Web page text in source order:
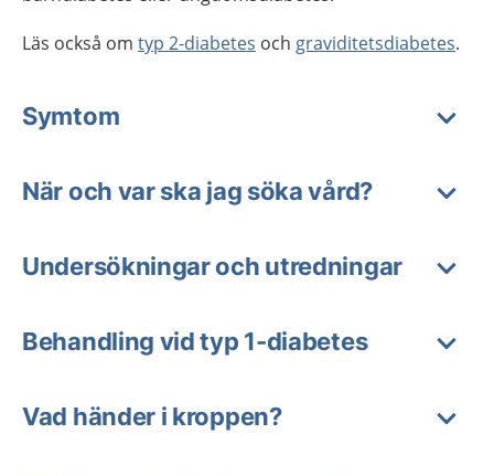
Läs också om typ 2-diabetes och graviditetsdiabetes.
Symtom
När och var ska jag söka vård?
Undersökningar och utredningar
Behandling vid typ 1-diabetes
Vad händer i kroppen?